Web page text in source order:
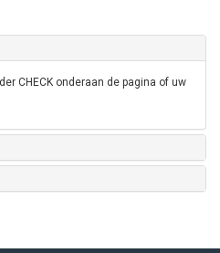
CHECK onderaan de pagina of uw